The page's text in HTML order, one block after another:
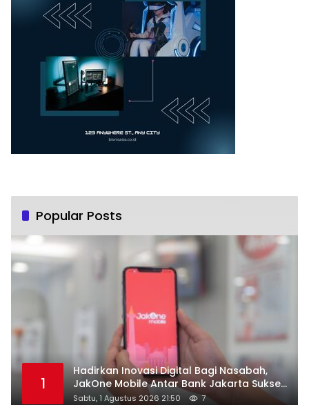
Popular Posts
1
Hadirkan Inovasi Digital Bagi Nasabah,
JakOne Mobile Antar Bank Jakarta Sukses
Raih Digital Excellence Awards 2026
Sabtu, 1 Agustus 2026 21:50 7